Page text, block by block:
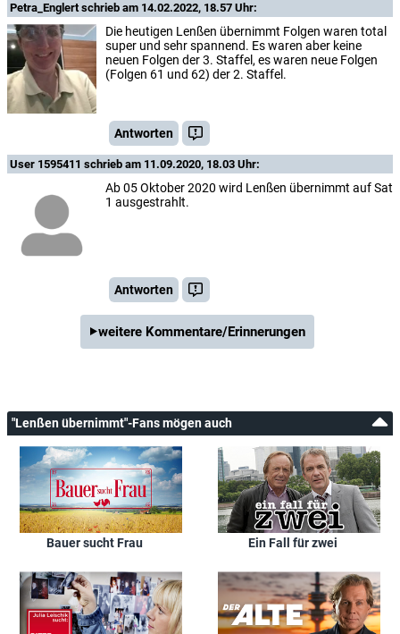
Petra_Englertschrieb am 14.02.2022, 18.57 Uhr:
Die heutigen Lenßen übernimmt Folgen waren total
super und sehr spannend. Es waren aber keine
neuen Folgen der 3. Staffel, es waren neue Folgen
(Folgen 61 und 62) der 2. Staffel.
Antworten
User 1595411 schrieb am 11.09.2020, 18.03 Uhr:
Ab 05 Oktober 2020 wird Lenßen übernimmt auf Sat
1 ausgestrahlt.
Antworten
weitere Kommentare/Erinnerungen
"Lenßen übernimmt"-Fans mögen auch
Bauer sucht Frau Ein Fall für zwei